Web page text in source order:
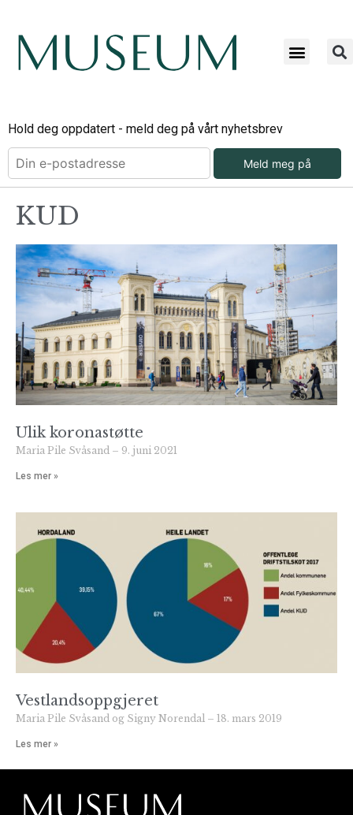
Hold deg oppdatert - meld deg på vårt nyhetsbrev
Meld meg på
KUD
Ulik koronastøtte
Maria Pile Svåsand 9. juni 2021
Les mer »
Vestlandsoppgjeret
Maria Pile Svåsand og Signy Norendal 18. mars 2019
Les mer »